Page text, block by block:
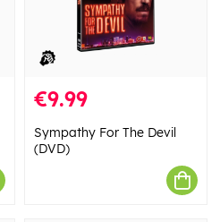
€9.99
Sympathy For The Devil
(DVD)